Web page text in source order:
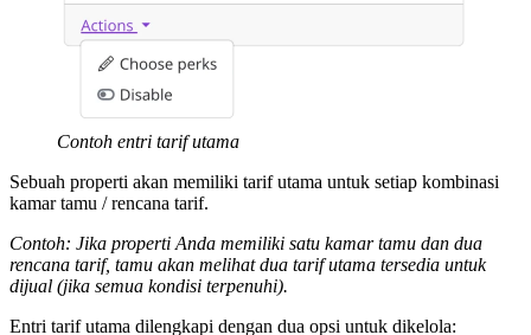
Contoh entri tarif utama
Sebuah properti akan memiliki tarif utama untuk setiap kombinasi
kamar tamu / rencana tarif.
Contoh: Jika properti Anda memiliki satu kamar tamu dan dua
rencana tarif, tamu akan melihat dua tarif utama tersedia untuk
dijual (jika semua kondisi terpenuhi).
Entri tarif utama dilengkapi dengan dua opsi untuk dikelola: